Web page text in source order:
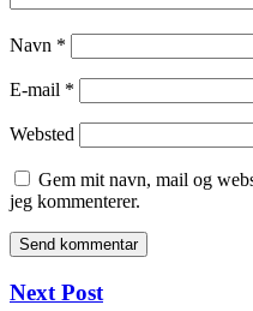
Navn *
E-mail *
Websted
Gem mit navn, mail og
jeg kommenterer.
Next Post